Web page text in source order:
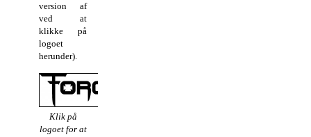
version af
ved at
klikke på
logoet
herunder).
Klik på
logoet for at